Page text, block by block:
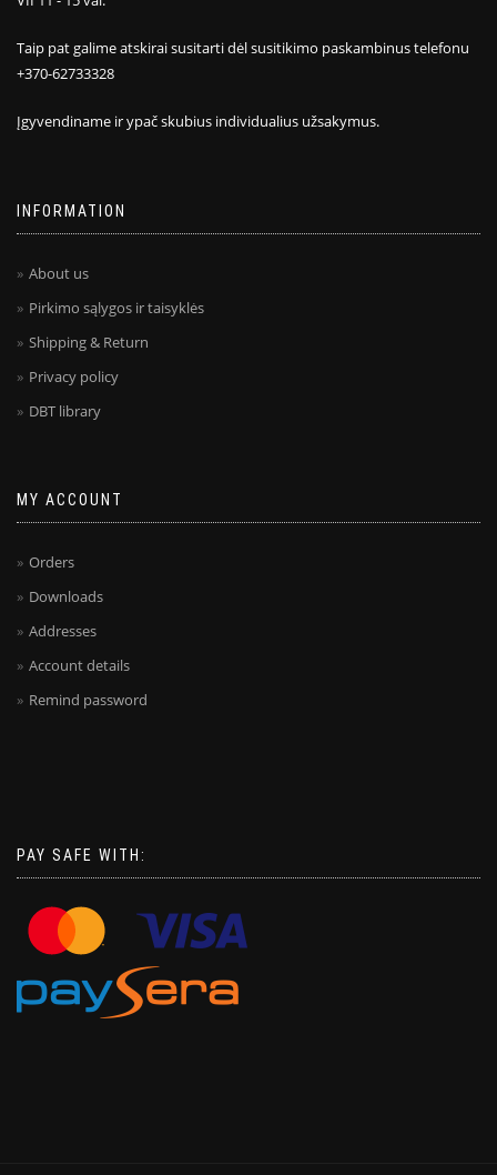
Taip pat galime atskirai susitarti dėl susitikimo paskambinus telefonu
+370-62733328
Įgyvendiname ir ypač skubius individualius užsakymus.
INFORMATION
About us
Pirkimo sąlygos ir taisyklės
Shipping & Return
Privacy policy
DBT library
MY ACCOUNT
Orders
Downloads
Addresses
Account details
Remind password
PAY SAFE WITH: